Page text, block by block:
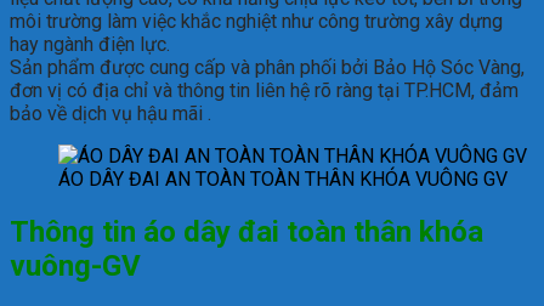
môi trường làm việc khắc nghiệt như công trường xây dựng
hay ngành điện lực.
Sản phẩm được cung cấp và phân phối bởi Bảo Hộ Sóc Vàng,
đơn vị có địa chỉ và thông tin liên hệ rõ ràng tại TP.HCM, đảm
bảo về dịch vụ hậu mãi .
ÁO DÂY ĐAI AN TOÀN TOÀN THÂN KHÓA VUÔNG GV
Thông tin áo dây đai toàn thân khóa
vuông-GV